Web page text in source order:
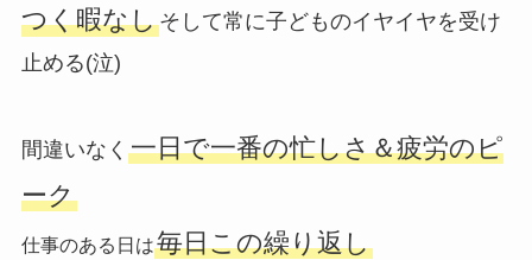
つく暇なしそして常に子どものイヤイヤを受け
止める(泣)
間違いなく 一日で一番の忙しさ＆疲労のピ
ーク
仕事のある日は毎日この繰り返し